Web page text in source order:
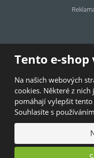
Tento e-
Na našich webových
cookies. Některé z
pomáhají vylepšit tento
Souhlasíte s
Pronajměte
©
GDPR |Kontakty |